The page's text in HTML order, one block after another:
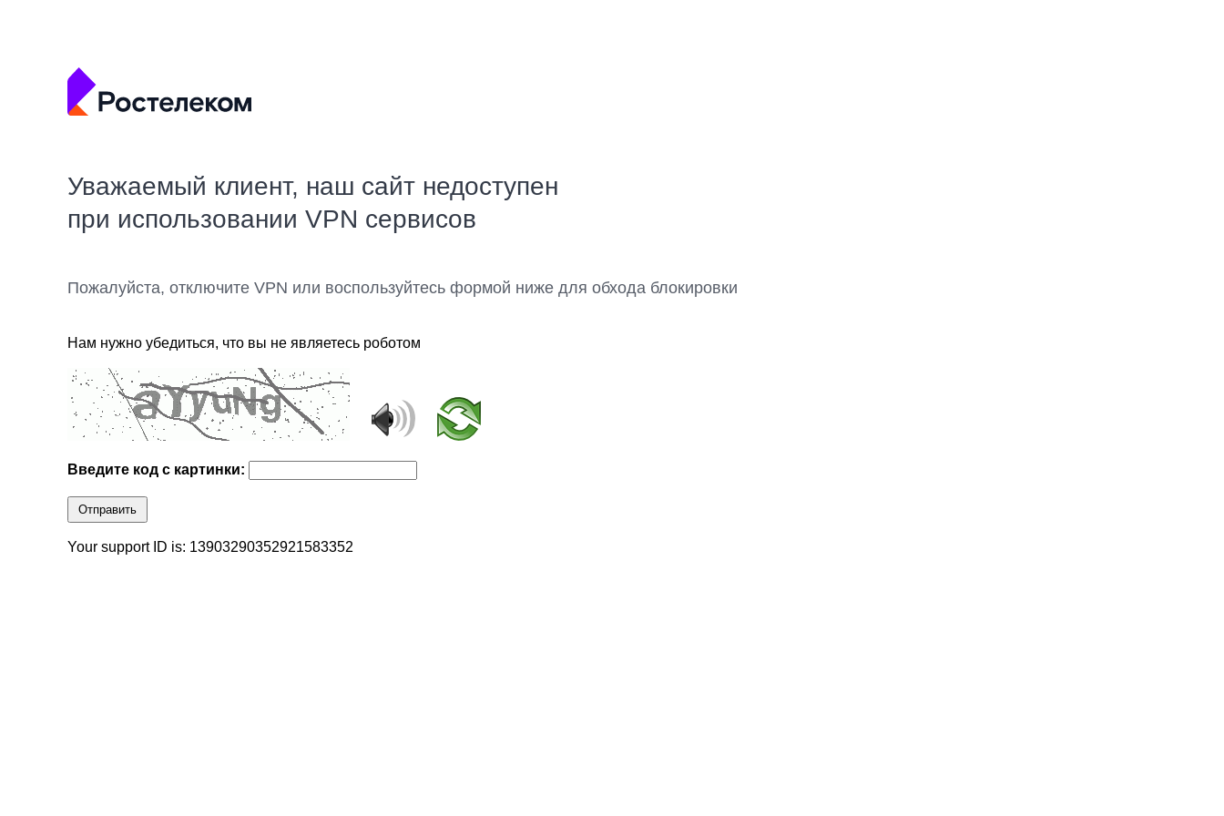
Уважаемый клиент, наш сайт недоступен
при использовании VPN сервисов
Пожалуйста, отключите VPN или воспользуйтесь формой ниже для обхода блокировки
Нам нужно убедиться, что вы не являетесь роботом
Введите код с картинки:
Отправить
Your support ID is: 13903290352921583352